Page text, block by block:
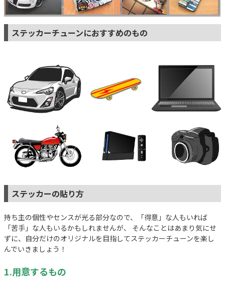
ステッカーチューンにおすすめのもの
ステッカーの貼り方
持ち主の個性やセンスが光る部分なので、「得意」な人もいれば
「苦手」な人もいるかもしれませんが、 そんなことはあまり気にせ
ずに、自分だけのオリジナルを目指してステッカーチューンを楽し
んでいきましょう！
1.用意するもの